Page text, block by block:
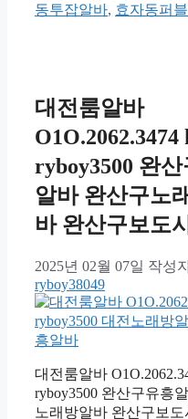
동투잡알바, 효자동퍼
대전룸알바
O1O.2062.3474
ryboy3500 완
알바 완산구노
바 완산구보도
2025년 02월 07일 작성
ryboy38049
대전룸알바
ryboy3500 완산구유흥
노래방알바 완산구보도